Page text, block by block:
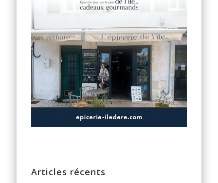
Articles récents